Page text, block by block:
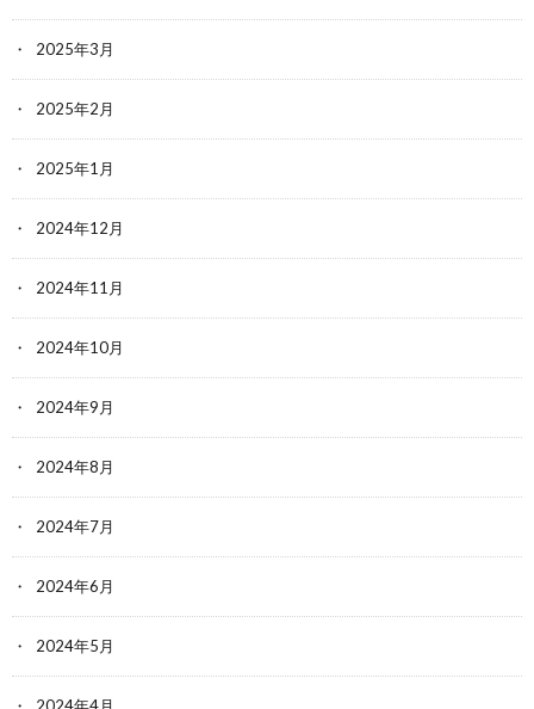
2025年3月
2025年2月
2025年1月
2024年12月
2024年11月
2024年10月
2024年9月
2024年8月
2024年7月
2024年6月
2024年5月
2024年4月